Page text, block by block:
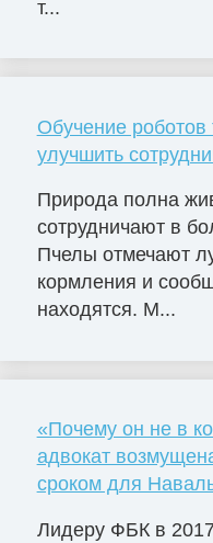
т...
Обучение
улучшить
Природа полна
сотрудничают в
Пчелы отмечают
кормления и
находятся. М...
«Почему он не в
адвокат
сроком для
Лидеру ФБК в